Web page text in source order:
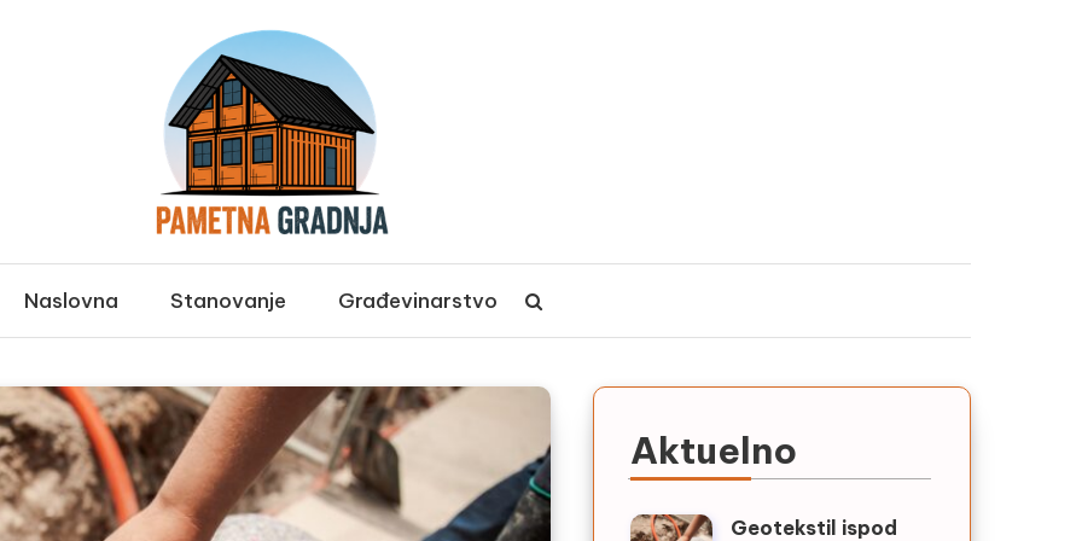
Naslovna Stanovanje Građevinarstvo
Aktuelno
Geotekstil ispod